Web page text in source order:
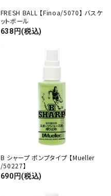
FRESH BALL 【Finoa/5070】 バスケ
ットボール
638円(税込)
B シャープ ポンプタイプ 【Mueller
/50227】
690円(税込)